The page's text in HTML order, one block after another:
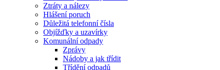
Ztráty a nálezy
Hlášení poruch
Důležitá telefonní čísla
Objížďky a uzavírky
Komunální odpady
Zprávy
Nádoby a jak třídit
Třídění odpadů